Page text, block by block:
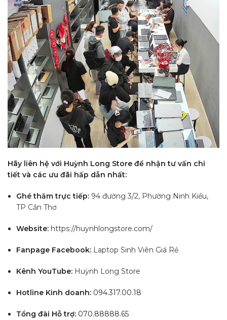
Hãy liên hệ với Huỳnh Long Store để nhận tư vấn chi
tiết và các ưu đãi hấp dẫn nhất:
Ghé thăm trực tiếp: 94 đường 3/2, Phường Ninh Kiều,
TP Cần Thơ
Website: https://huynhlongstore.com/
Fanpage Facebook: Laptop Sinh Viên Giá Rẻ
Kênh YouTube: Huỳnh Long Store
Hotline Kinh doanh: 094.317.00.18
Tổng đài Hỗ trợ: 070.88888.65